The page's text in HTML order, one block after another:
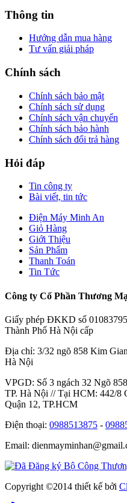
Thông tin
Hướng dẫn mua hàng
Tư vấn giải pháp
Chính sách
Chính sách bảo mật
Chính sách sử dụng
Chính sách vận chuyển
Chính sách bảo hành
Chính sách đổi trả hàng
Hỏi đáp
Tin công ty
Bài viết, tin tức
Điện Máy Minh An
Giỏ Hàng
Giới Thiệu
Sản Phẩm
Thanh Toán
Tin Tức
Công ty Cổ Phần Thương
Giấy phép ĐKKD số
Thành Phố Hà Nội cấp
Địa chỉ: 3/32 ngõ 858 Kim
Hà Nội
VPGD: Số 3 ngách 32 Ngõ
TP. Hà Nội // Tại HCM: 442/8
Quận 12, TP.HCM
Điện thoại: 0988513875 -
Email:
Copyright ©2014 thiết kế bởi